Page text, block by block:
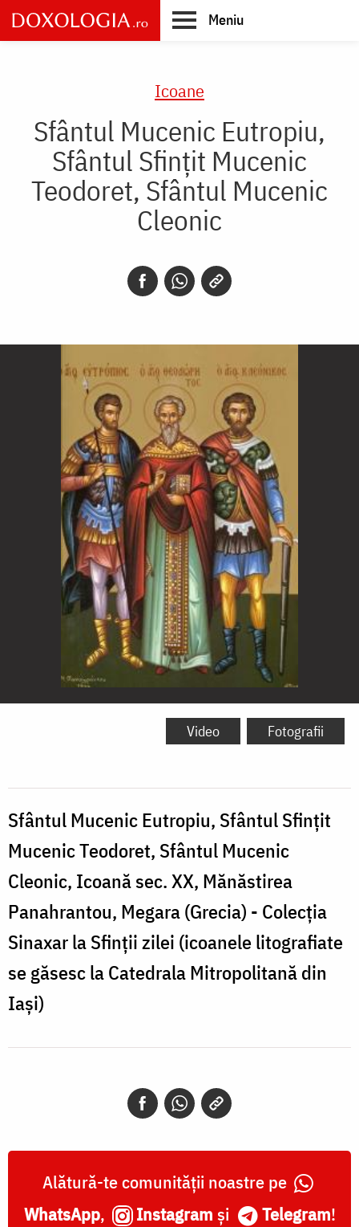
Skip
to
main
Meniu
Icoane
Sfântul Mucenic Eutropiu,
Sfântul Sfințit Mucenic
Teodoret, Sfântul Mucenic
Cleonic
Sfântul
Sfântul
Sfințit
Mucenic
Teodoret,
Sfântul
Mucenic
Cleonic,
Icoană
sec.
Video Fotografii
Sfântul Mucenic Eutropiu, Sfântul Sfințit
Mucenic Teodoret, Sfântul Mucenic
Cleonic, Icoană sec. XX, Mănăstirea
Panahrantou, Megara (Grecia) - Colecția
Sinaxar la Sfinții zilei (icoanele litografiate
se găsesc la Catedrala Mitropolitană din
Iași)
Alătură-te comunității noastre pe
WhatsApp, Instagram și Telegram!